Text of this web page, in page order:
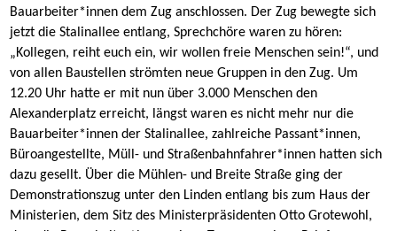
Bauarbeiter*innen dem Zug anschlossen. Der Zug bewegte sich
jetzt die Stalinallee entlang, Sprechchöre waren zu hören:
„Kollegen, reiht euch ein, wir wollen freie Menschen sein!“, und
von allen Baustellen strömten neue Gruppen in den Zug. Um
12.20 Uhr hatte er mit nun über 3.000 Menschen den
Alexanderplatz erreicht, längst waren es nicht mehr nur die
Bauarbeiter*innen der Stalinallee, zahlreiche Passant*innen,
Büroangestellte, Müll- und Straßenbahnfahrer*innen hatten sich
dazu gesellt. Über die Mühlen- und Breite Straße ging der
Demonstrationszug unter den Linden entlang bis zum Haus der
Ministerien, dem Sitz des Ministerpräsidenten Otto Grotewohl,